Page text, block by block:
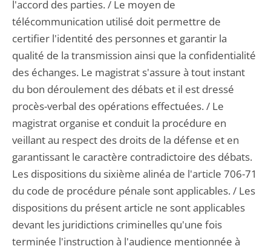
l'accord des parties. / Le moyen de
télécommunication utilisé doit permettre de
certifier l'identité des personnes et garantir la
qualité de la transmission ainsi que la confidentialité
des échanges. Le magistrat s'assure à tout instant
du bon déroulement des débats et il est dressé
procès-verbal des opérations effectuées. / Le
magistrat organise et conduit la procédure en
veillant au respect des droits de la défense et en
garantissant le caractère contradictoire des débats.
Les dispositions du sixième alinéa de l'article 706-71
du code de procédure pénale sont applicables. / Les
dispositions du présent article ne sont applicables
devant les juridictions criminelles qu'une fois
terminée l'instruction à l'audience mentionnée à